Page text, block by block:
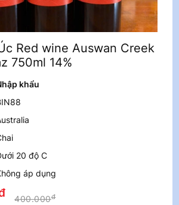
Red wine Auswan Creek
750ml 14%
khẩu
20 độ C
áp dụng
400.000đ